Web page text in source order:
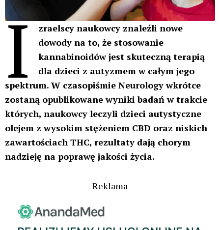
I
zraelscy naukowcy znaleźli nowe
dowody na to, że stosowanie
kannabinoidów jest skuteczną terapią
dla dzieci z autyzmem w całym jego
spektrum. W czasopiśmie Neurology wkrótce
zostaną opublikowane wyniki badań w trakcie
których, naukowcy leczyli dzieci autystyczne
olejem z wysokim stężeniem CBD oraz niskich
zawartościach THC, rezultaty dają chorym
nadzieję na poprawę jakości życia.
Reklama